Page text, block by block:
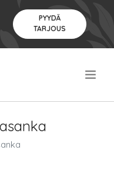
PYYDÄ
TARJOUS